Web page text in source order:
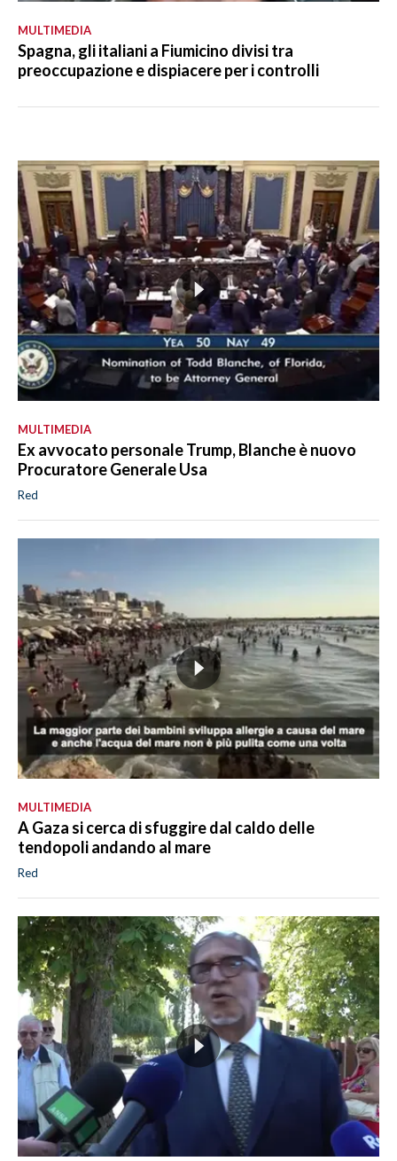
MULTIMEDIA
Spagna, gli italiani a Fiumicino divisi tra
preoccupazione e dispiacere per i controlli
MULTIMEDIA
Ex avvocato personale Trump, Blanche è nuovo
Procuratore Generale Usa
Red
MULTIMEDIA
A Gaza si cerca di sfuggire dal caldo delle
tendopoli andando al mare
Red